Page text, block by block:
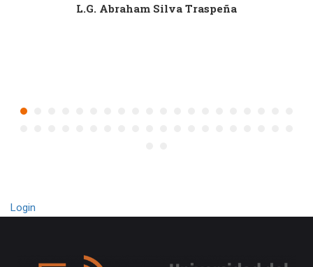
L.G. Abraham Silva Traspeña
Login